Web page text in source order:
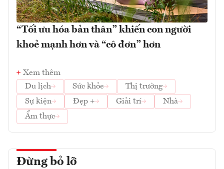
“Tối ưu hóa bản thân” khiến con người
khoẻ mạnh hơn và “cô đơn” hơn
Xem thêm
Du lịch
Sức khỏe
Thị trường
Sự kiện
Đẹp + Giải trí
Nhà
Ẩm thực
Đừng bỏ lỡ